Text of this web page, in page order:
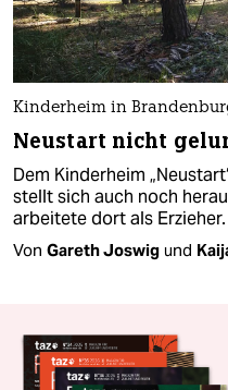
Kinderheim in
Neustart nicht
Dem Kinderheim
stellt sich auch noch
arbeitete dort als Erzieher.
Von Gareth Joswig und